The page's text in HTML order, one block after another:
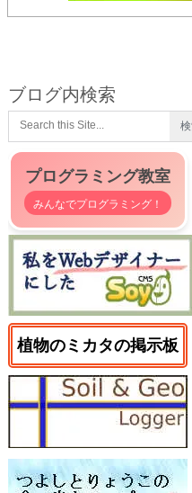
ブログ内検索
プログラミング教室
みんなでプログラミング！
植物のミカタの掲示板